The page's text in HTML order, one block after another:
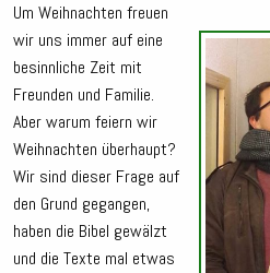
Um Weihnachten freuen
wir uns immer auf eine
besinnliche Zeit mit
Freunden und Familie.
Aber warum feiern wir
Weihnachten überhaupt?
Wir sind dieser Frage auf
den Grund gegangen,
haben die Bibel gewälzt
und die Texte mal etwas